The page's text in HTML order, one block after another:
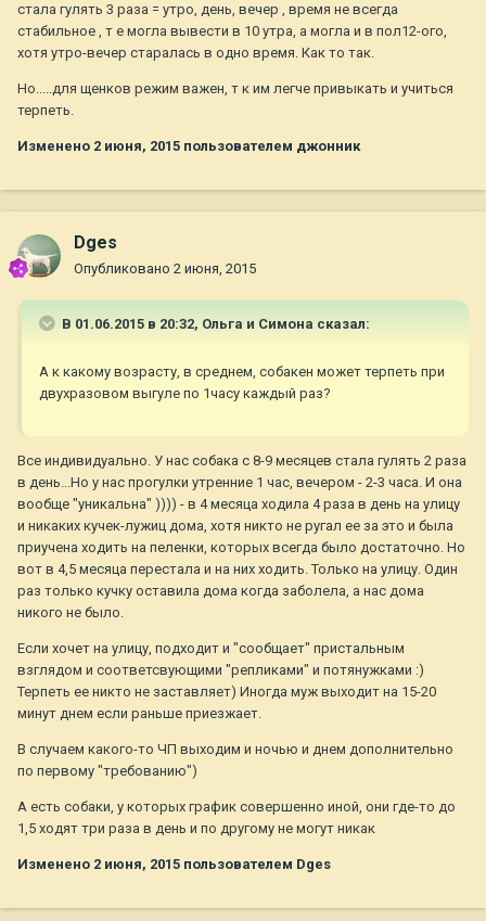
стала гулять 3 раза = утро, день, вечер , время не всегда
стабильное , т е могла вывести в 10 утра, а могла и в пол12-ого,
хотя утро-вечер старалась в одно время. Как то так.
Но.....для щенков режим важен, т к им легче привыкать и учиться
терпеть.
Изменено 2 июня, 2015 пользователем джонник
Dges
Опубликовано 2 июня, 2015
В 01.06.2015 в 20:32, Ольга и Симона сказал:
А к какому возрасту, в среднем, собакен может терпеть при
двухразовом выгуле по 1часу каждый раз?
Все индивидуально. У нас собака с 8-9 месяцев стала гулять 2 раза
в день...Но у нас прогулки утренние 1 час, вечером - 2-3 часа. И она
вообще "уникальна" )))) - в 4 месяца ходила 4 раза в день на улицу
и никаких кучек-лужиц дома, хотя никто не ругал ее за это и была
приучена ходить на пеленки, которых всегда было достаточно. Но
вот в 4,5 месяца перестала и на них ходить. Только на улицу. Один
раз только кучку оставила дома когда заболела, а нас дома
никого не было.
Если хочет на улицу, подходит и "сообщает" пристальным
взглядом и соответсвующими "репликами" и потянужками :)
Терпеть ее никто не заставляет) Иногда муж выходит на 15-20
минут днем если раньше приезжает.
В случаем какого-то ЧП выходим и ночью и днем дополнительно
по первому "требованию")
А есть собаки, у которых график совершенно иной, они где-то до
1,5 ходят три раза в день и по другому не могут никак
Изменено 2 июня, 2015 пользователем Dges